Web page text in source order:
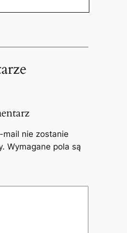
nie zostanie
Wymagane pola są